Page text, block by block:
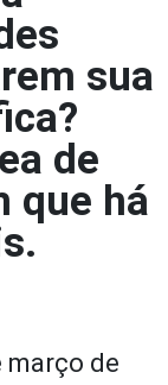
sua
de
que há
março de